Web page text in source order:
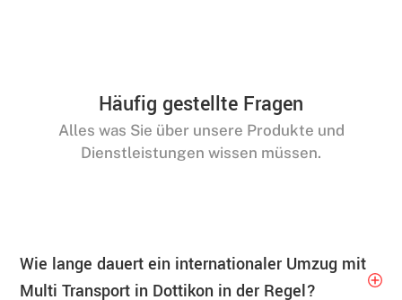
Häufig gestellte Fragen
Alles was Sie über unsere Produkte und
Dienstleistungen wissen müssen.
Wie lange dauert ein internationaler Umzug mit
Multi Transport in Dottikon in der Regel?